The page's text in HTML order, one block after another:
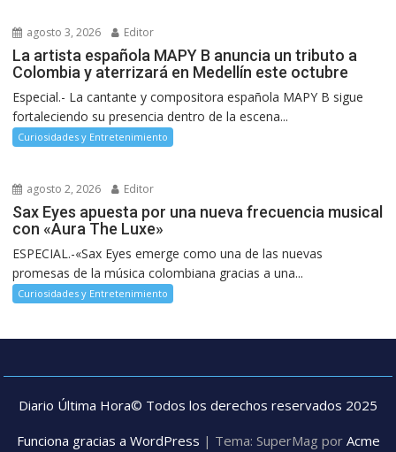
agosto 3, 2026 Editor
La artista española MAPY B anuncia un tributo a
Colombia y aterrizará en Medellín este octubre
Especial.- La cantante y compositora española MAPY B sigue
fortaleciendo su presencia dentro de la escena...
Curiosidades y Entretenimiento
agosto 2, 2026 Editor
Sax Eyes apuesta por una nueva frecuencia musical
con «Aura The Luxe»
ESPECIAL.-«Sax Eyes emerge como una de las nuevas
promesas de la música colombiana gracias a una...
Curiosidades y Entretenimiento
Diario Última Hora© Todos los derechos reservados 2025
Funciona gracias a WordPress | Tema: SuperMag por Acme